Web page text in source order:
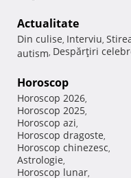
Actualitate
Din culise, Interviu,
autism, Despărţiri
Horoscop
Horoscop 2026,
Horoscop 2025,
Horoscop azi,
Horoscop dragoste,
Horoscop chinezesc,
Astrologie,
Horoscop lunar,